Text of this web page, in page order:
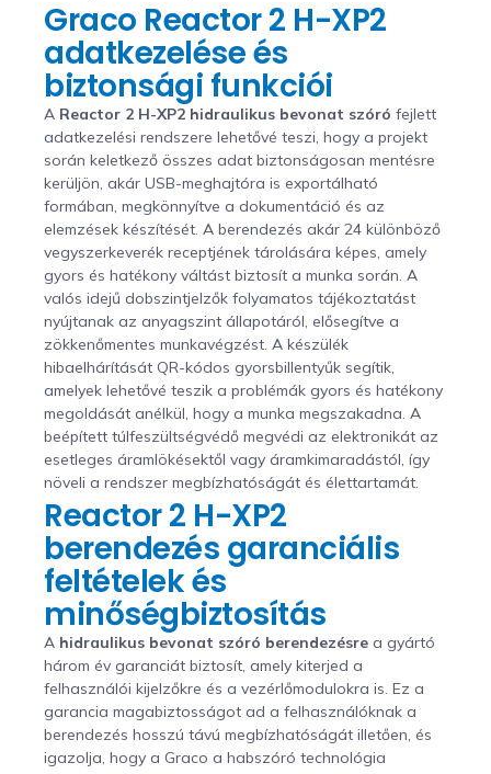
Graco Reactor 2 H-XP2
adatkezelése és
biztonsági funkciói
A Reactor 2 H-XP2 hidraulikus bevonat szóró fejlett
adatkezelési rendszere lehetővé teszi, hogy a projekt
során keletkező összes adat biztonságosan mentésre
kerüljön, akár USB-meghajtóra is exportálható
formában, megkönnyítve a dokumentáció és az
elemzések készítését. A berendezés akár 24 különböző
vegyszerkeverék receptjének tárolására képes, amely
gyors és hatékony váltást biztosít a munka során. A
valós idejű dobszintjelzők folyamatos tájékoztatást
nyújtanak az anyagszint állapotáról, elősegítve a
zökkenőmentes munkavégzést. A készülék
hibaelhárítását QR-kódos gyorsbillentyűk segítik,
amelyek lehetővé teszik a problémák gyors és hatékony
megoldását anélkül, hogy a munka megszakadna. A
beépített túlfeszültségvédő megvédi az elektronikát az
esetleges áramlökésektől vagy áramkimaradástól, így
növeli a rendszer megbízhatóságát és élettartamát.
Reactor 2 H-XP2
berendezés garanciális
feltételek és
minőségbiztosítás
A hidraulikus bevonat szóró berendezésre a gyártó
három év garanciát biztosít, amely kiterjed a
felhasználói kijelzőkre és a vezérlőmodulokra is. Ez a
garancia magabiztosságot ad a felhasználóknak a
berendezés hosszú távú megbízhatóságát illetően, és
igazolja, hogy a Graco a habszóró technológia